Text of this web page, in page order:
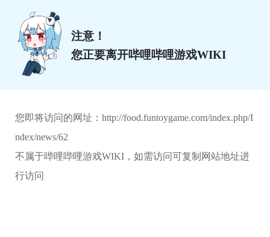
注意！
您正要离开哔哩哔哩游戏WIKI
您即将访问的网址： http://food.funtoygame.com/index.php/I
ndex/news/62
不属于哔哩哔哩游戏WIKI，如需访问可复制网站地址进
行访问